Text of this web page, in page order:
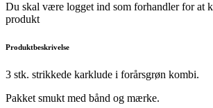
Du skal være logget ind som forhandler for at
produkt
Produktbeskrivelse
3 stk. strikkede karklude i forårsgrøn kombi.
Pakket smukt med bånd og mærke.